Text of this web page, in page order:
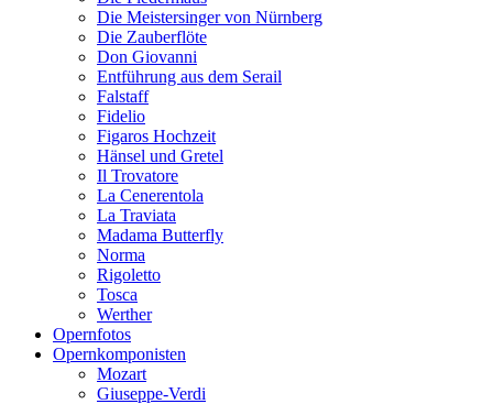
Die Meistersinger von Nürnberg
Die Zauberflöte
Don Giovanni
Entführung aus dem Serail
Falstaff
Fidelio
Figaros Hochzeit
Hänsel und Gretel
Il Trovatore
La Cenerentola
La Traviata
Madama Butterfly
Norma
Rigoletto
Tosca
Werther
Opernfotos
Opernkomponisten
Mozart
Giuseppe-Verdi